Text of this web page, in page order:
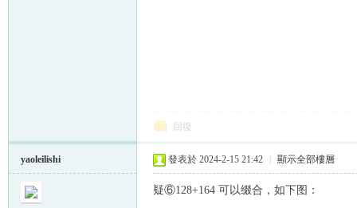
回復
yaoleilishi 發表於 2024-2-15 21:42 顯示全部樓層
疑⑥128+164 可以缀合，如下图：